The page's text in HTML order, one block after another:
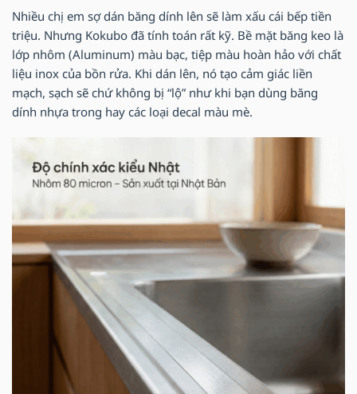
Nhiều chị em sợ dán băng dính lên sẽ làm xấu cái bếp tiền
triệu. Nhưng Kokubo đã tính toán rất kỹ. Bề mặt băng keo là
lớp nhôm (Aluminum) màu bạc, tiệp màu hoàn hảo với chất
liệu inox của bồn rửa. Khi dán lên, nó tạo cảm giác liền
mạch, sạch sẽ chứ không bị “lộ” như khi bạn dùng băng
dính nhựa trong hay các loại decal màu mè.